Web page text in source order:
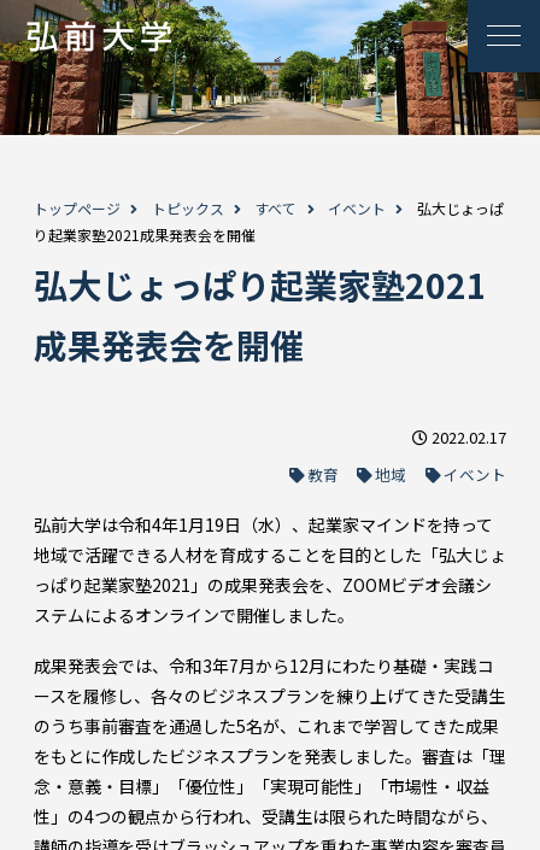
トップページ トピックス すべて イベント
弘大じょっぱ
り起業家塾2021成果発表会を開催
弘大じょっぱり起業家塾2021
成果発表会を開催
2022.02.17
教育
地域 イベント
弘前大学は令和4年1月19日（水）、起業家マインドを持って
地域で活躍できる人材を育成することを目的とした「弘大じょ
っぱり起業家塾2021」の成果発表会を、ZOOMビデオ会議シ
ステムによるオンラインで開催しました。
成果発表会では、令和3年7月から12月にわたり基礎・実践コ
ースを履修し、各々のビジネスプランを練り上げてきた受講生
のうち事前審査を通過した5名が、これまで学習してきた成果
をもとに作成したビジネスプランを発表しました。審査は「理
念・意義・目標」「優位性」「実現可能性」「市場性・収益
性」の4つの観点から行われ、受講生は限られた時間ながら、